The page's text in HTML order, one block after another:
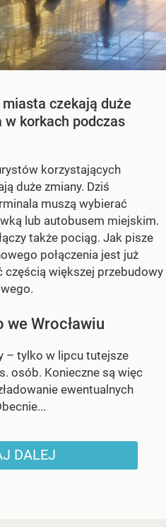
czekają duże
w korkach podczas
korzystających
duże zmiany. Dziś
muszą wybierać
lub autobusem miejskim.
także pociąg. Jak pisze
połączenia jest już
częścią większej przebudowy
Wrocławiu
– tylko w lipcu tutejsze
osób. Konieczne są więc
ewentualnych
DALEJ